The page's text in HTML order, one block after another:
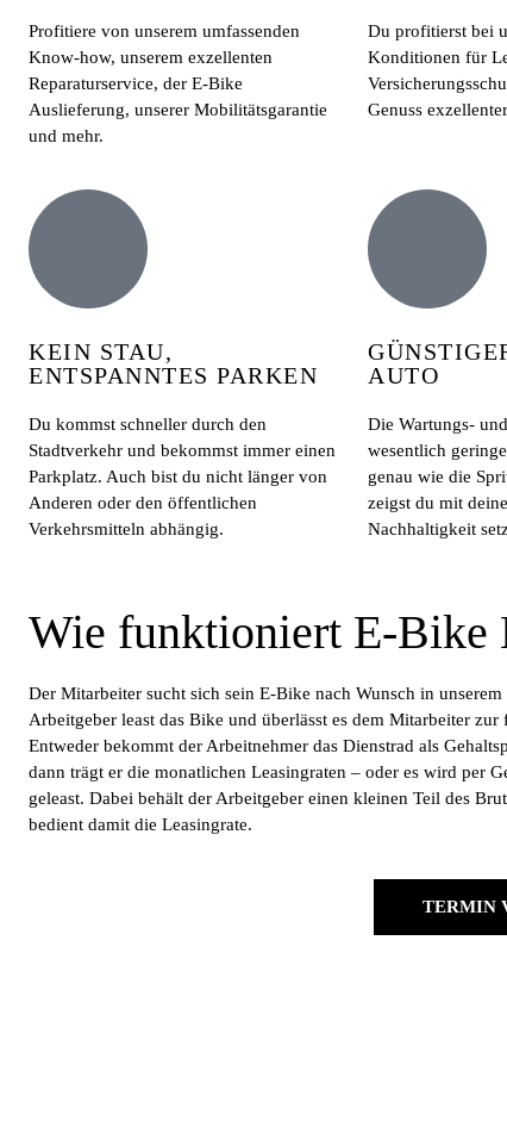
Profitiere von unserem umfassenden
Know-how, unserem exzellenten
Reparaturservice, der E-Bike
Auslieferung, unserer Mobilitätsgarantie
und mehr.
Du profitierst bei
Konditionen für
Genuss
KEIN STAU,
ENTSPANNTES PARKEN
Du kommst schneller durch den
Stadtverkehr und bekommst immer einen
Parkplatz. Auch bist du nicht länger von
Anderen oder den öffentlichen
Verkehrsmitteln abhängig.
AUTO
Die Wartungs-
wesentlich
genau wie die
zeigst du mit
Nachhaltigkeit
Wie funktioniert E-Bike
Der Mitarbeiter sucht sich sein E-Bike nach Wunsch in
Arbeitgeber least das Bike und überlässt es dem Mitarbeiter zur
Entweder bekommt der Arbeitnehmer das Dienstrad als
dann trägt er die monatlichen Leasingraten – oder es wird per
geleast. Dabei behält der Arbeitgeber einen kleinen Teil des
bedient damit die Leasingrate.
TERMIN